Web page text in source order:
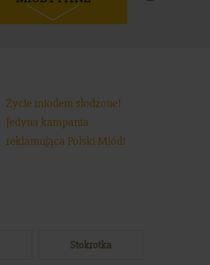
Życie miodem słodzone!
Jedyna kampania
reklamująca Polski Miód!
Stokrotka